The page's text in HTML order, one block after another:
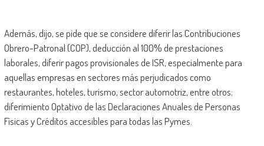
Además, dijo, se pide que se considere diferir las Contribuciones
Obrero-Patronal (COP), deducción al 100% de prestaciones
laborales, diferir pagos provisionales de ISR, especialmente para
aquellas empresas en sectores más perjudicados como
restaurantes, hoteles, turismo, sector automotriz, entre otros;
diferimiento Optativo de las Declaraciones Anuales de Personas
Físicas y Créditos accesibles para todas las Pymes.